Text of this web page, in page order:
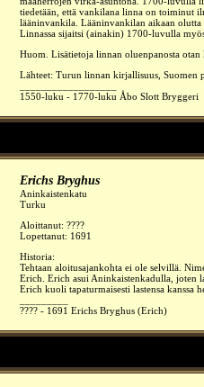
tiedetään, että vankilana linna on toiminut
lääninvankila. Lääninvankilan aikaan olutta
Linnassa sijaitsi (ainakin) 1700-luvulla
Huom. Lisätietoja linnan oluenpanosta
Lähteet: Turun linnan kirjallisuus, Suomen
1550-luku - 1770-luku Åbo Slott Bryggeri
Erichs Bryghus
Aninkaistenkatu
Turku
Aloittanut: ????
Lopettanut: 1691
Historia:
Tehtaan aloitusajankohta ei ole selvillä.
Erich. Erich asui Aninkaistenkadulla, joten
Erich kuoli tapaturmaisesti lastensa kanssa
???? - 1691 Erichs Bryghus (Erich)